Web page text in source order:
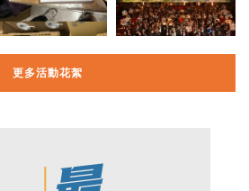
更多活動花絮